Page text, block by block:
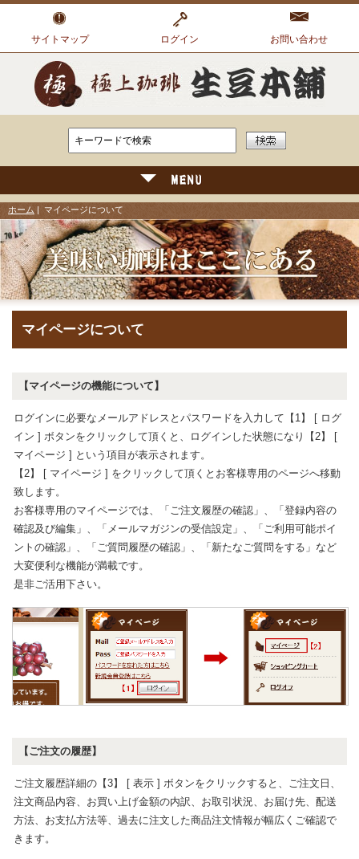
サイトマップ ログイン お問い合わせ
ホーム | マイページについて
マイページについて
【マイページの機能について】
ログインに必要なメールアドレスとパスワードを入力して【1】 [ ログ
イン ] ボタンをクリックして頂くと、ログインした状態になり【2】 [
マイページ ] という項目が表示されます。
【2】 [ マイページ ] をクリックして頂くとお客様専用のページへ移動
致します。
お客様専用のマイページでは、「ご注文履歴の確認」 、「登録内容の
確認及び編集」、「メールマガジンの受信設定」、「ご利用可能ポイ
ントの確認」、「ご質問履歴の確認」、「新たなご質問をする」など
大変便利な機能が満載です。
是非ご活用下さい。
【ご注文の履歴】
ご注文履歴詳細の【3】 [ 表示 ] ボタンをクリックすると、ご注文日、
注文商品内容、お買い上げ金額の内訳、お取引状況、お届け先、配送
方法、お支払方法等、過去に注文した商品注文情報が幅広くご確認で
きます。